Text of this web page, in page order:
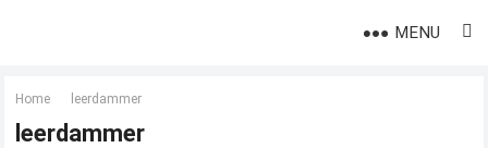
MENU
Home leerdammer
leerdammer